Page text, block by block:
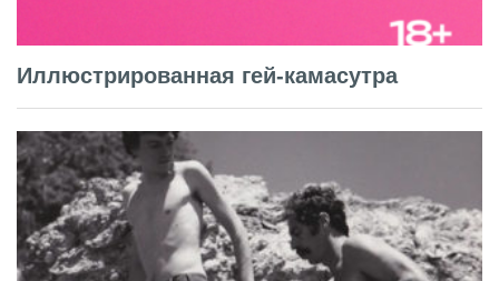
Иллюстрированная гей-камасутра